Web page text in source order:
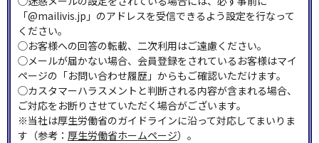
「@mailivis.jp」のアドレスを受信できるよう設定を行なって
ください。
◯お客様への回答の転載、二次利用はご遠慮ください。
◯メールが届かない場合、会員登録をされているお客様はマイ
ページの「お問い合わせ履歴」からもご確認いただけます。
◯カスタマーハラスメントと判断される内容が含まれる場合、
ご対応をお断りさせていただく場合がございます。
※当社は厚生労働省のガイドラインに沿って対応してまいりま
す（参考： 厚生労働省ホームページ）。